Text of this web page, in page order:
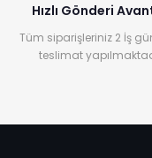
Hızlı Gönderi
Tüm siparişleriniz 2 İş
teslimat